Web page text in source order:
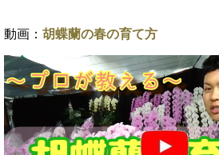
動画： 胡蝶蘭の春の育て方